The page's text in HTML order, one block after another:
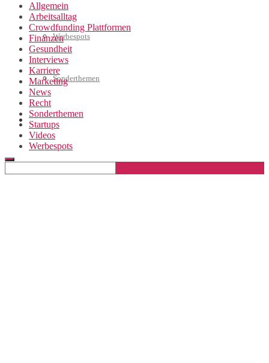
Werbespots
Sonderthemen
Geschäftskonto eröffnen
Allgemein
Arbeitsalltag
Crowdfunding Plattformen
Finanzen
Gesundheit
Interviews
Karriere
Marketing
News
Recht
Sonderthemen
Startups
Videos
Werbespots